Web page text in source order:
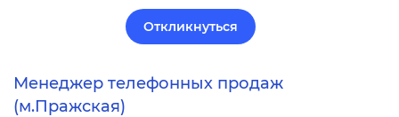
Откликнуться
Менеджер телефонных продаж
(м.Пражская)